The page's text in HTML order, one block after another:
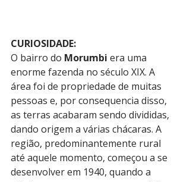
CURIOSIDADE:
O bairro do Morumbi era uma
enorme fazenda no século XIX. A
área foi de propriedade de muitas
pessoas e, por consequencia disso,
as terras acabaram sendo divididas,
dando origem a várias chácaras. A
região, predominantemente rural
até aquele momento, começou a se
desenvolver em 1940, quando a